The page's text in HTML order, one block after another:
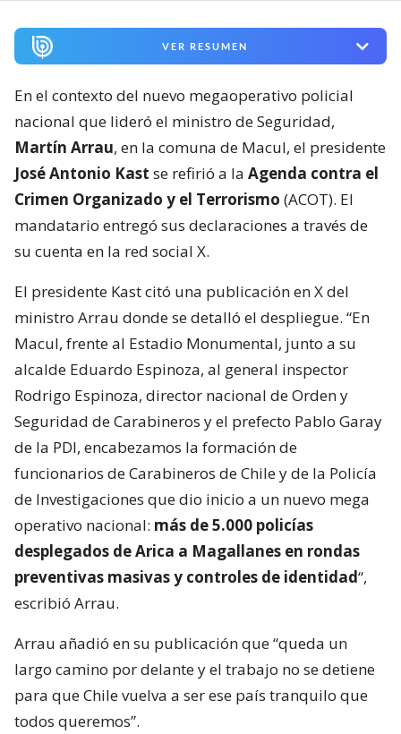
VER RESUMEN
En el contexto del nuevo megaoperativo policial
nacional que lideró el ministro de Seguridad,
Martín Arrau, en la comuna de Macul, el presidente
José Antonio Kast se refirió a la Agenda contra el
Crimen Organizado y el Terrorismo (ACOT). El
mandatario entregó sus declaraciones a través de
su cuenta en la red social X.
El presidente Kast citó una publicación en X del
ministro Arrau donde se detalló el despliegue. “En
Macul, frente al Estadio Monumental, junto a su
alcalde Eduardo Espinoza, al general inspector
Rodrigo Espinoza, director nacional de Orden y
Seguridad de Carabineros y el prefecto Pablo Garay
de la PDI, encabezamos la formación de
funcionarios de Carabineros de Chile y de la Policía
de Investigaciones que dio inicio a un nuevo mega
operativo nacional: más de 5.000 policías
desplegados de Arica a Magallanes en rondas
preventivas masivas y controles de identidad“,
escribió Arrau.
Arrau añadió en su publicación que “queda un
largo camino por delante y el trabajo no se detiene
para que Chile vuelva a ser ese país tranquilo que
todos queremos”.